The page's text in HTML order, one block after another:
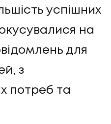
успішних
на
для
з
потреб та